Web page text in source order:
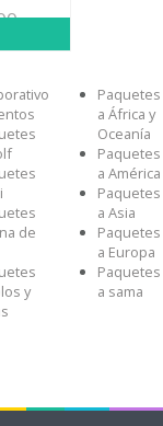
de
y
Paquetes
a África y
Oceanía
Paquetes
a América
Paquetes
a Asia
Paquetes
a Europa
Paquetes
a sama